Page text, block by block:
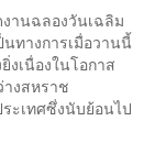
านฉลองวันเฉลิม
ทางการเมื่อวานนี้
เนื่องในโอกาส
งสหราช
ะเทศซึ่งนับย้อนไป